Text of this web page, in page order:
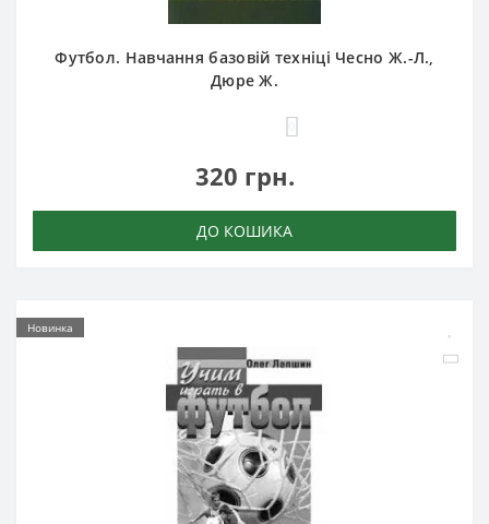
Футбол. Навчання базовій техніці Чесно Ж.-Л.,
Дюре Ж.
320 грн.
ДО КОШИКА
Новинка